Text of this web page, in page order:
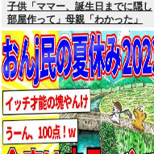
子供「ママー、誕生日までに隠し
部屋作って」母親「わかった」